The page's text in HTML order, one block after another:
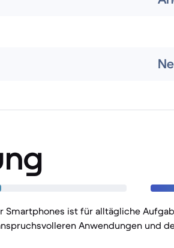
Smartphones ist für alltägliche
Anwendungen und